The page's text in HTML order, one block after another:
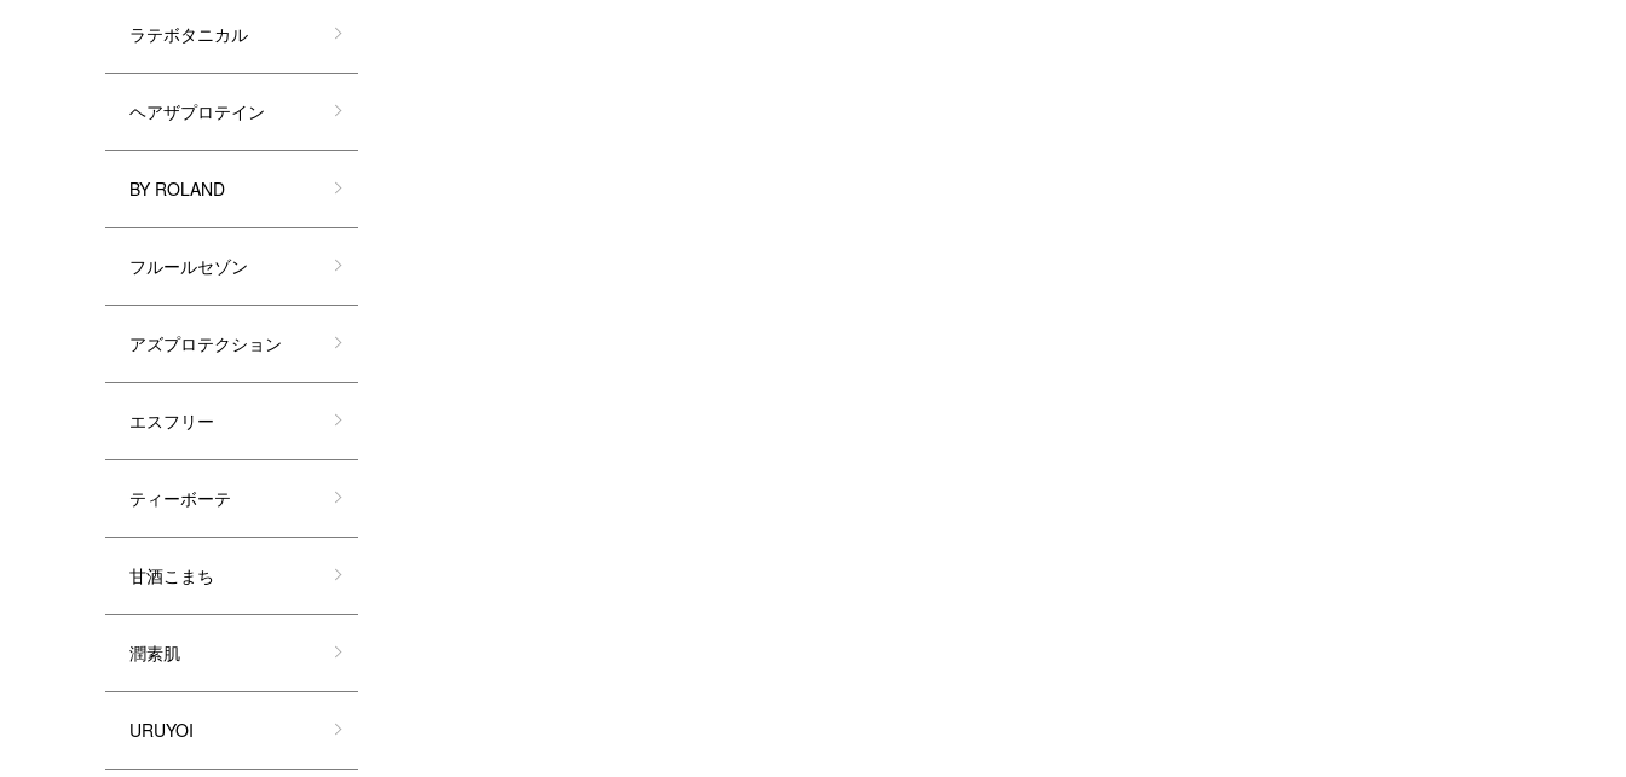
ラテボタニカル
ヘアザプロテイン
BY ROLAND
フルールセゾン
アズプロテクション
エスフリー
ティーボーテ
甘酒こまち
潤素肌
URUYOI